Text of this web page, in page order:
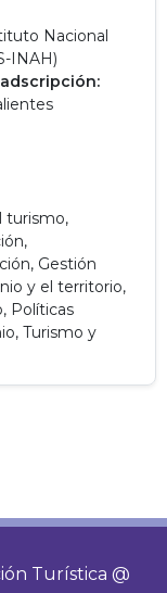
Nacional
INAH)
turismo,
Gestión
y el territorio,
Políticas
Turismo y
Turística @